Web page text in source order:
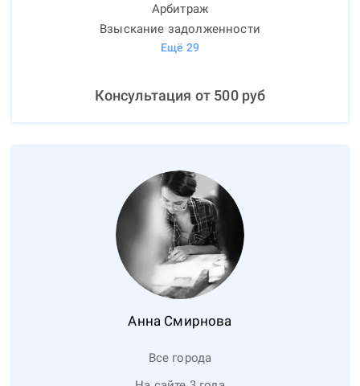
Арбитраж
Взыскание задолженности
Ещё 29
Консультация от 500руб
Анна Смирнова
Все города